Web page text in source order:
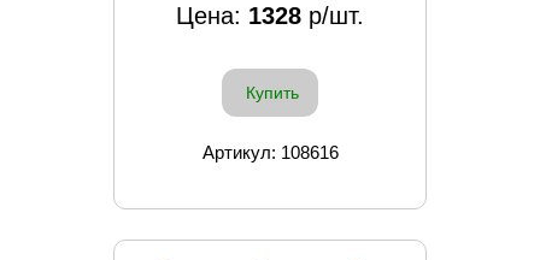
Цена: 1328 р/шт.
Купить
Артикул: 108616